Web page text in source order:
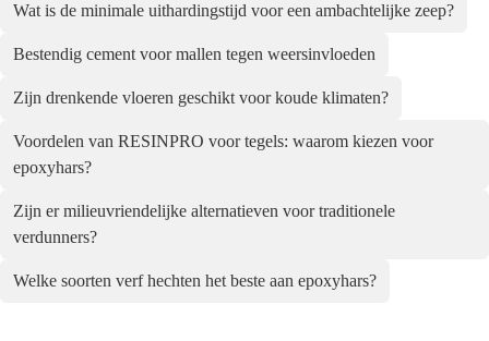
Wat is de minimale uithardingstijd voor een ambachtelijke zeep?
Bestendig cement voor mallen tegen weersinvloeden
Zijn drenkende vloeren geschikt voor koude klimaten?
Voordelen van RESINPRO voor tegels: waarom kiezen voor
epoxyhars?
Zijn er milieuvriendelijke alternatieven voor traditionele
verdunners?
Welke soorten verf hechten het beste aan epoxyhars?